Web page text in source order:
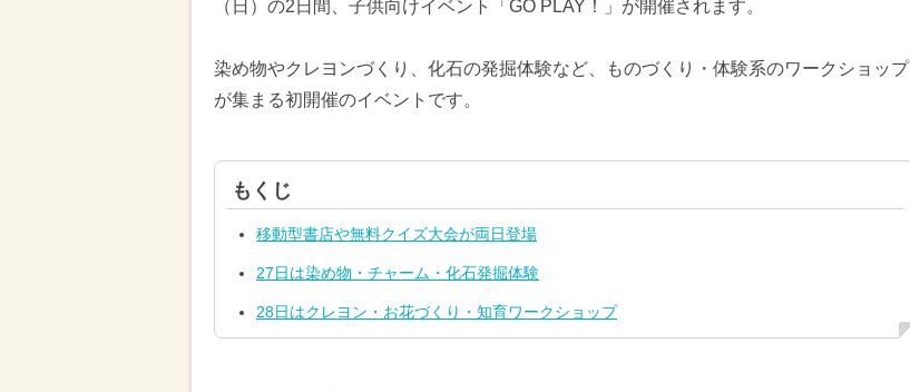
（日）の2日間、子供向けイベント「GO PLAY！」が開催されます。
染め物やクレヨンづくり、化石の発掘体験など、ものづくり・体験系のワークショップ
が集まる初開催のイベントです。
もくじ
移動型書店や無料クイズ大会が両日登場
27日は染め物・チャーム・化石発掘体験
28日はクレヨン・お花づくり・知育ワークショップ